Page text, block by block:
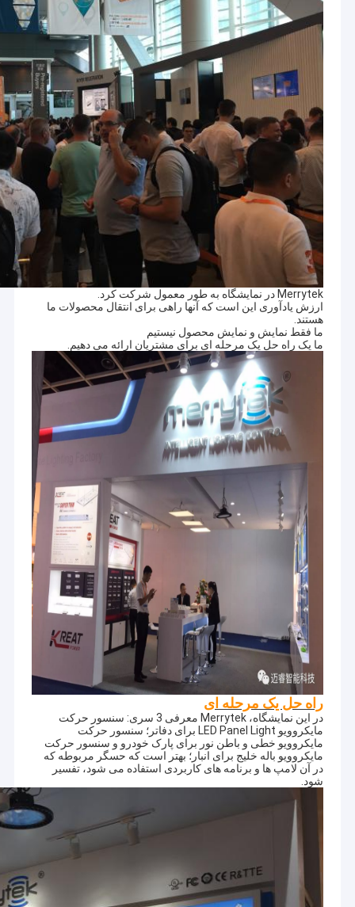
خونه
محصولات
نمایش VR
Merrytek در نمایشگاه به طور معمول شرکت کرد.
ارزش یادآوری این است که آنها راهی برای انتقال محصولات ما
هستند.
ما فقط نمایش و نمایش محصول نیستیم
ما یک راه حل یک مرحله ای برای مشتریان ارائه می دهیم.
راه حل یک مرحله ای
در این نمایشگاه، Merrytek معرفی 3 سری: سنسور حرکت
مایکروویو LED Panel Light برای دفاتر؛ سنسور حرکت
مایکروویو خطی و باطن نور برای پارک خودرو و سنسور حرکت
مایکروویو باله خلیج برای انبار؛ بهتر است که حسگر مربوطه که
در آن لامپ ها و برنامه های کاربردی استفاده می شود، تفسیر
شود.
تمرکز بر کنترل روشنایی هوشمند و نوآوری مداوم
در مورد "مريتک"
شركت شركت شنژن ميريتک تکنولوژي ليتد، در سال 2011 در شنژن چين